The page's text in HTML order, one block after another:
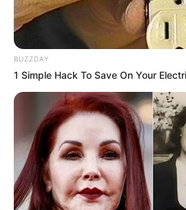
BUZZDAY
1 Simple Hack To Save On Your